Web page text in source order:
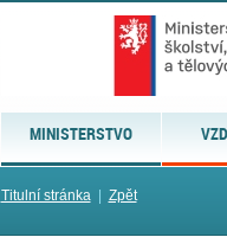
MINISTERSTVO
Titulní stránka| Zpět